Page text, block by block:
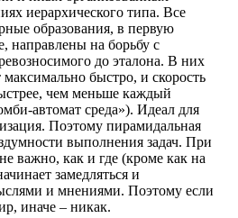
иерархического типа. Все
образования, в первую
направлены на борьбу с
до эталона. В них
быстро, и скорость
чем меньше каждый
автомат среда»). Идеал для
Поэтому пирамидальная
выполнения задач. При
важно, как и где (кроме как на
замедляться и
и мнениями. Поэтому если
иначе – никак.